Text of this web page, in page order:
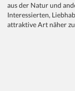
aus der Natur und
Interessierten,
attraktive Art näher